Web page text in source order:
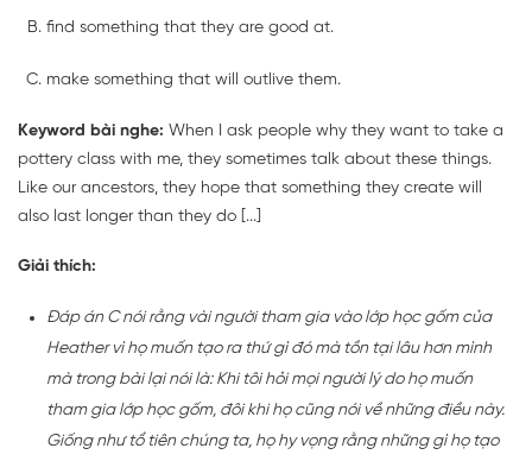
find something that they are good at.
make something that will outlive them.
Keyword bài nghe: When I ask people why they want to take a
pottery class with me, they sometimes talk about these things.
Like our ancestors, they hope that something they create will
also last longer than they do [...]
Giải thích:
Đáp án C nói rằng vài người tham gia vào lớp học gốm của
Heather vì họ muốn tạo ra thứ gì đó mà tồn tại lâu hơn mình
mà trong bài lại nói là: Khi tôi hỏi mọi người lý do họ muốn
tham gia lớp học gốm, đôi khi họ cũng nói về những điều này.
Giống như tổ tiên chúng ta, họ hy vọng rằng những gì họ tạo